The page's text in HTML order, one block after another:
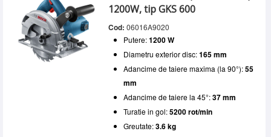
1200W, tip GKS 600
Cod: 06016A9020
Putere:1200 W
Diametru exterior disc:165 mm
Adancime de taiere maxima (la 90°):55
mm
Adancime de taiere la 45°:37 mm
Turatie in gol:5200 rot/min
Greutate:3.6 kg